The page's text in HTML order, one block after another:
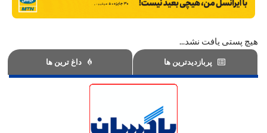
هیچ پستی یافت نشد...
پربازدیدترین ها داغ ترین ها